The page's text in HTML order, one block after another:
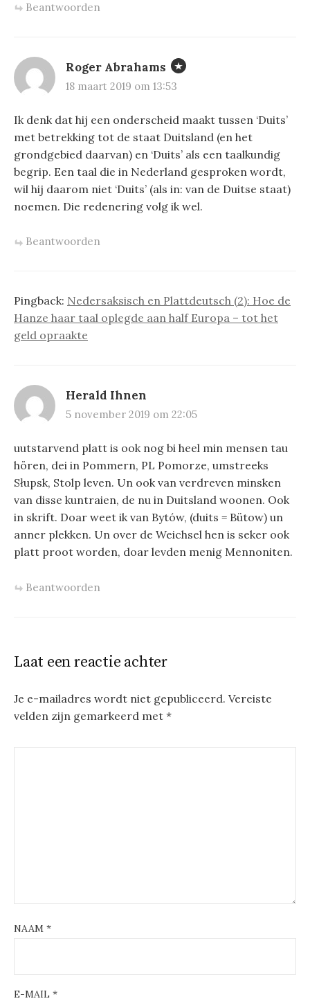
Beantwoorden
Roger Abrahams
18 maart 2019 om 13:53
Ik denk dat hij een onderscheid maakt tussen ‘Duits’
met betrekking tot de staat Duitsland (en het
grondgebied daarvan) en ‘Duits’ als een taalkundig
begrip. Een taal die in Nederland gesproken wordt,
wil hij daarom niet ‘Duits’ (als in: van de Duitse staat)
noemen. Die redenering volg ik wel.
Beantwoorden
Pingback: Nedersaksisch en Plattdeutsch (2): Hoe de
Hanze haar taal oplegde aan half Europa – tot het
geld opraakte
Herald Ihnen
5 november 2019 om 22:05
uutstarvend platt is ook nog bi heel min mensen tau
hören, dei in Pommern, PL Pomorze, umstreeks
Słupsk, Stolp leven. Un ook van verdreven minsken
van disse kuntraien, de nu in Duitsland woonen. Ook
in skrift. Doar weet ik van Bytów, (duits = Bütow) un
anner plekken. Un over de Weichsel hen is seker ook
platt proot worden, doar levden menig Mennoniten.
Beantwoorden
Laat een reactie achter
Je e-mailadres wordt niet gepubliceerd. Vereiste
velden zijn gemarkeerd met *
NAAM *
E-MAIL *